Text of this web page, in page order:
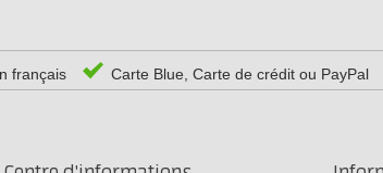
français Carte Blue, Carte de crédit ou PayPal